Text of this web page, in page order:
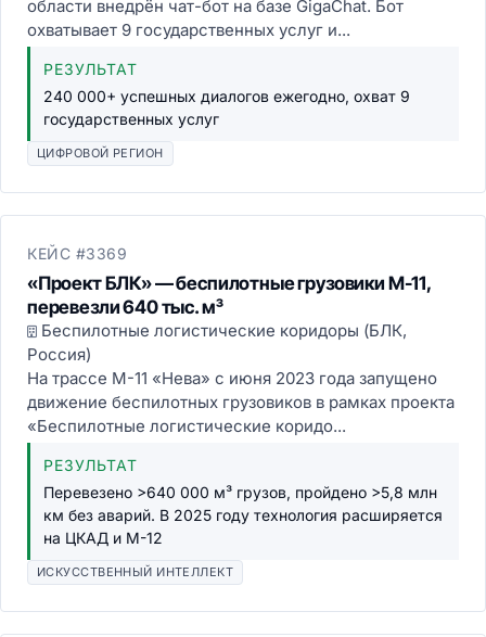
области внедрён чат-бот на базе GigaChat. Бот
охватывает 9 государственных услуг и...
РЕЗУЛЬТАТ
240 000+ успешных диалогов ежегодно, охват 9
государственных услуг
ЦИФРОВОЙ РЕГИОН
КЕЙС #3369
«Проект БЛК» — беспилотные грузовики М-11,
перевезли 640 тыс. м³
Беспилотные логистические коридоры (БЛК,
Россия)
На трассе М-11 «Нева» с июня 2023 года запущено
движение беспилотных грузовиков в рамках проекта
«Беспилотные логистические коридо...
РЕЗУЛЬТАТ
Перевезено >640 000 м³ грузов, пройдено >5,8 млн
км без аварий. В 2025 году технология расширяется
на ЦКАД и М-12
ИСКУССТВЕННЫЙ ИНТЕЛЛЕКТ